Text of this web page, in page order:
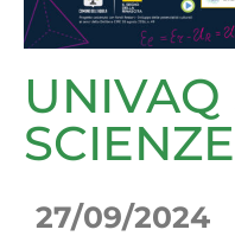
UNIVAQ
27/09/2024